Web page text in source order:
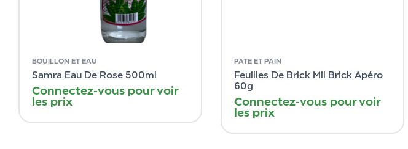
BOUILLON ET EAU
Samra Eau De Rose 500ml
Connectez-vous pour voir
les prix
PATE ET PAIN
Feuilles De Brick Mil Brick Apéro
60g
Connectez-vous pour voir
les prix